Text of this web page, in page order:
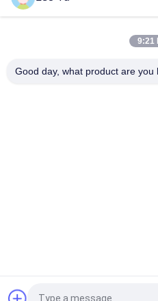
ब्रांड संगत 200G QSFP56 पैसिव
PVC QSFP56 200G DAC केबल
40G QSFP+ से 4*10G SFP+ 5M9:21
Good day, what product are you